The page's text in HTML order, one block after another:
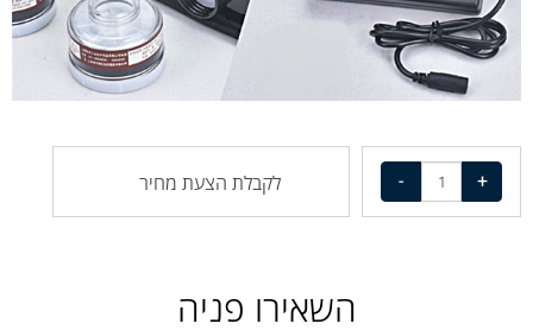
לקבלת הצעת מחיר
השאירו פניה